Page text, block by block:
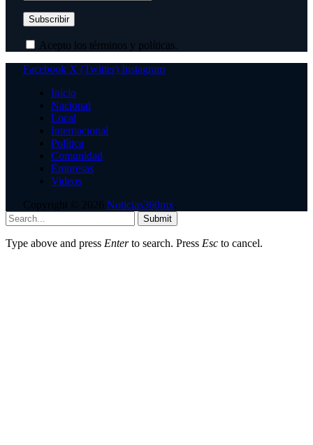
Acepto los términos y políticas.
Facebook X (Twitter) Instagram
Inicio
Nacional
Local
Internacional
Política
Comunidad
Empresas
Videos
Copyright © 2026 Noticias360mx
Submit
Type above and press Enterto search. Press Esc to cancel.